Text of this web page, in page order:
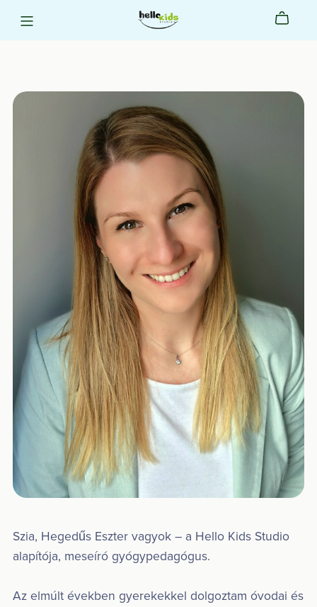
Szia, Hegedűs Eszter vagyok – a Hello Kids Studio
alapítója, meseíró gyógypedagógus.
Az elmúlt években gyerekekkel dolgoztam óvodai és